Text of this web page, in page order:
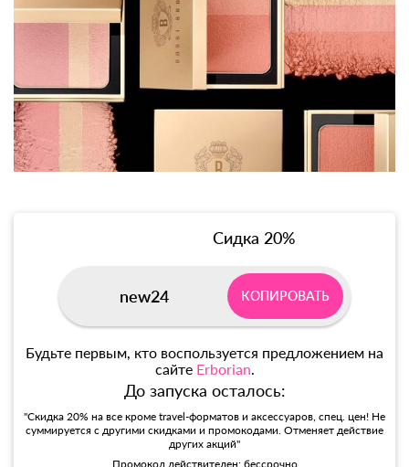
Сидка 20%
new24 КОПИРОВАТЬ
Будьте первым, кто воспользуется предложением на
сайте Erborian
До запуска осталось:
"Скидка 20% на все кроме travel-форматов и аксессуаров, спец. цен! Не
суммируется с другими скидками и промокодами. Отменяет действие
других акций"
Промокод действителен: бессрочно